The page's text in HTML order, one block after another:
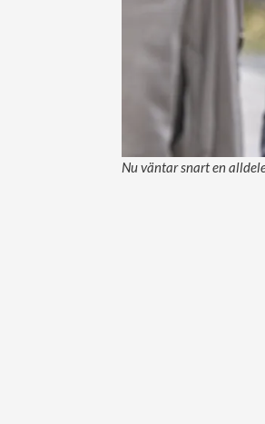
Nu väntar snart en